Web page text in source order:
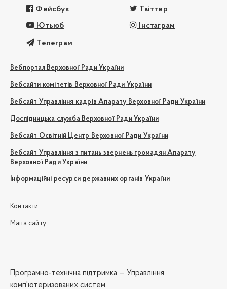
Фейсбук Твіттер
Ютьюб Інстаграм
Телеграм
Вебпортал Верховної Ради України
Вебсайти комітетів Верховної Ради України
Вебсайт Управління кадрів Апарату Верховної Ради України
Дослідницька служба Верховної Ради України
Вебсайт Освітній Центр Верховної Ради України
Вебсайт Управління з питань звернень громадян Апарату
Верховної Ради України
Інформаційні ресурси державних органів України
Контакти
Мапа сайту
Програмно-технічна підтримка — Управління
комп'ютеризованих систем